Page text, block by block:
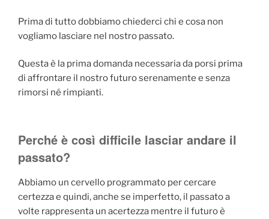
Prima di tutto dobbiamo chiederci chi e cosa non
vogliamo lasciare nel nostro passato.
Questa è la prima domanda necessaria da porsi prima
di affrontare il nostro futuro serenamente e senza
rimorsi né rimpianti.
Perché è così difficile lasciar andare il
passato?
Abbiamo un cervello programmato per cercare
certezza e quindi, anche se imperfetto, il passato a
volte rappresenta un acertezza mentre il futuro è